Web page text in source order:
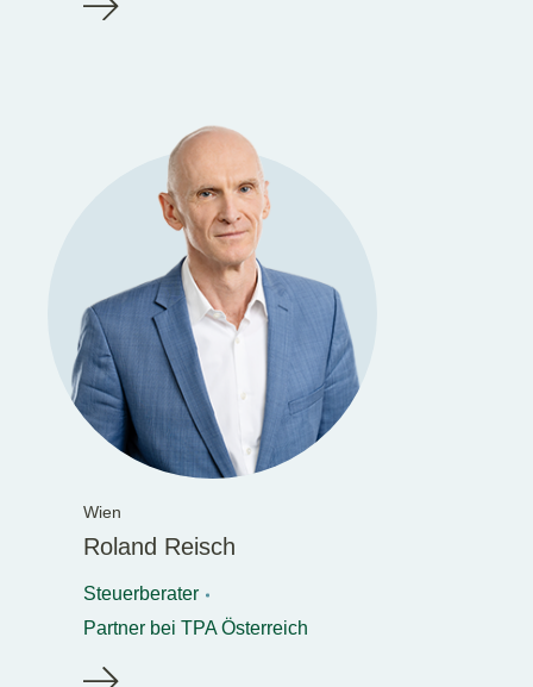
Wien
Roland Reisch
Steuerberater
Partner bei TPA Österreich